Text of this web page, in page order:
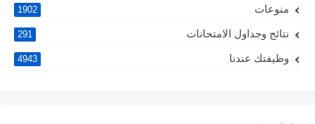
منوعات 1902
نتائج وجداول الامتحانات 291
وظيفتك عندنا 4943